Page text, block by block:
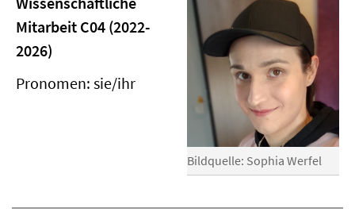
Bildquelle: Sophia Werfel
Mitarbeit C04 (2022-
2026)
Pronomen: sie/ihr